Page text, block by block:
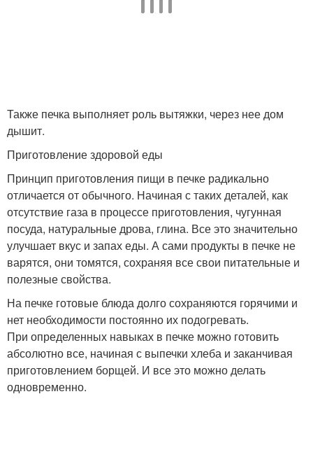
Также печка выполняет роль вытяжки, через нее дом
дышит.
Приготовление здоровой еды
Принцип приготовления пищи в печке радикально
отличается от обычного. Начиная с таких деталей, как
отсутствие газа в процессе приготовления, чугунная
посуда, натуральные дрова, глина. Все это значительно
улучшает вкус и запах еды. А сами продукты в печке не
варятся, они томятся, сохраняя все свои питательные и
полезные свойства.
На печке готовые блюда долго сохраняются горячими и
нет необходимости постоянно их подогревать.
При определенных навыках в печке можно готовить
абсолютно все, начиная с выпечки хлеба и заканчивая
приготовлением борщей. И все это можно делать
одновременно.